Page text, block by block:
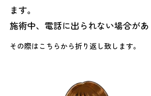
ます。
施術中、電話に出られない場合があ
その際はこちらから折り返し致します。